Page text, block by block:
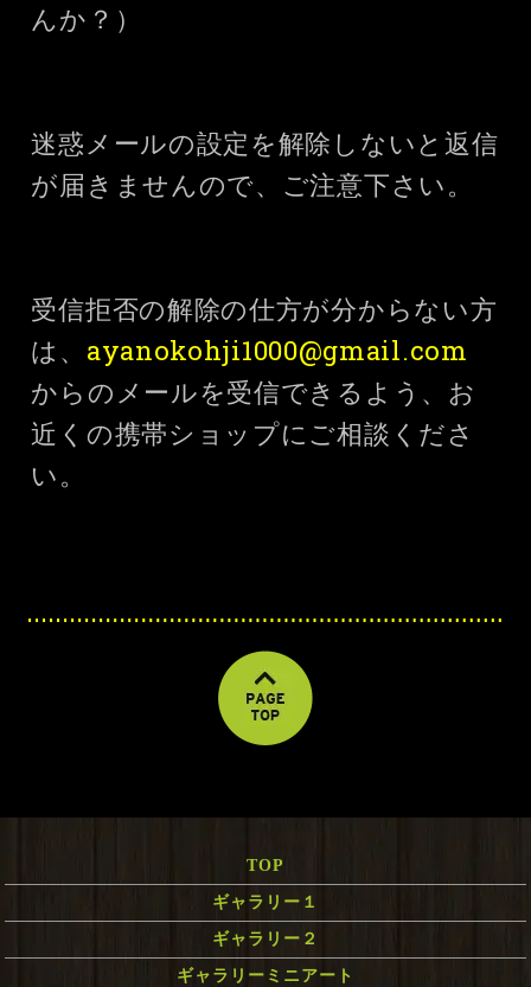
んか？）
迷惑メールの設定を解除しないと返信
が届きませんので、ご注意下さい。
受信拒否の解除の仕方が分からない方
は、 ayanokohji1000@gmail.com
からのメールを受信できるよう、お
近くの携帯ショップにご相談くださ
い。
TOP
ギャラリー１
ギャラリー２
ギャラリーミニアート